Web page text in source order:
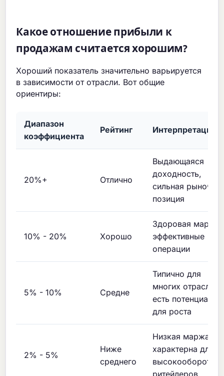
Какое отношение прибыли к
продажам считается хорошим?
Хороший показатель значительно варьируется
в зависимости от отрасли. Вот общие
ориентиры:
Диапазон
коэффициента
Рейтинг Интерпретация
20%+ Отлично
Выдающаяся
доходность,
сильная
позиция
10% - 20% Хорошо
Здоровая маржа,
эффективные
операции
5% - 10% Средне
Типично для
многих отраслей,
есть потенциал
для роста
2% - 5%
Ниже
среднего
Низкая маржа,
характерна для
ритейлеров